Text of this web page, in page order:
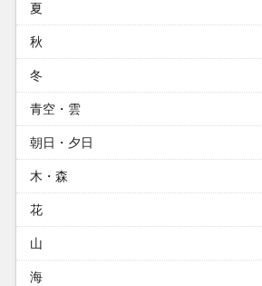
夏
秋
冬
青空・雲
朝日・夕日
木・森
花
山
海